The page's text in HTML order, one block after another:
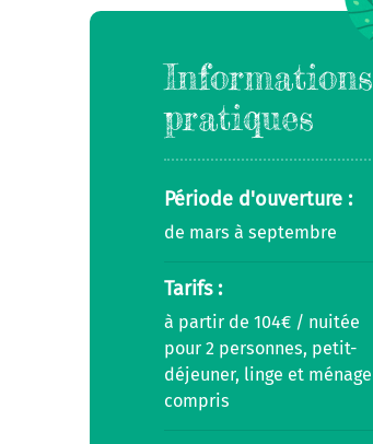
Informations
pratiques
Période d'ouverture :
de mars à septembre
Tarifs :
à partir de 104€ / nuitée
pour 2 personnes, petit-
déjeuner, linge et ménage
compris